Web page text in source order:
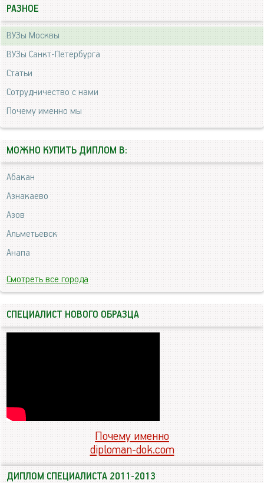
РАЗНОЕ
ВУЗы Москвы
ВУЗы Санкт-Петербурга
Статьи
Сотрудничество с нами
Почему именно мы
МОЖНО КУПИТЬ ДИПЛОМ В:
Абакан
Азнакаево
Азов
Альметьевск
Анапа
Смотреть все города
СПЕЦИАЛИСТ НОВОГО ОБРАЗЦА
Почему именно
diploman-dok.com
ДИПЛОМ СПЕЦИАЛИСТА 2011-2013